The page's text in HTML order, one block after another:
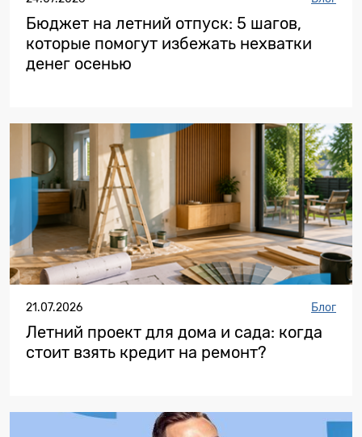
Бюджет на летний отпуск: 5 шагов,
которые помогут избежать нехватки
денег осенью
21.07.2026 Блог
Летний проект для дома и сада: когда
стоит взять кредит на ремонт?